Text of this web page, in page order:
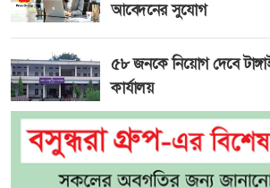
আবেদনের সুযোগ
৫৮ জনকে নিয়োগ দেবে
কার্যালয়